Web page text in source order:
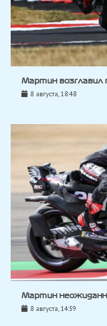
Мартин возглавил
8 августа, 18:48
Мартин
8 августа, 14:59